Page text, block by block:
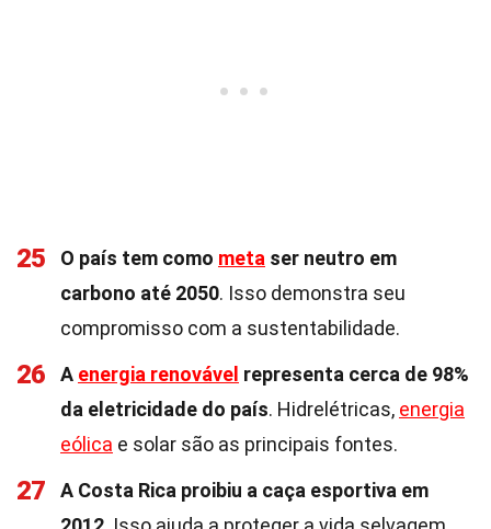
25 O país tem como meta ser neutro em
carbono até 2050. Isso demonstra seu
compromisso com a sustentabilidade.
26 A energia renovável representa cerca de 98%
da eletricidade do país. Hidrelétricas, energia
eólica e solar são as principais fontes.
27
A Costa Rica proibiu a caça esportiva em